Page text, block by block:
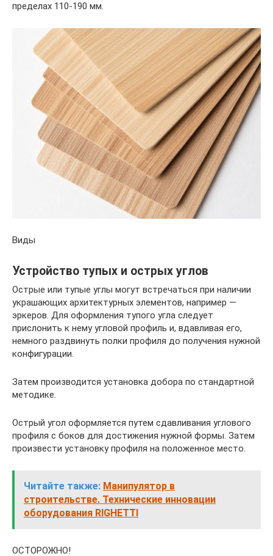
пределах 110-190 мм.
Виды
Устройство тупых и острых углов
Острые или тупые углы могут встречаться при наличии
украшающих архитектурных элементов, например —
эркеров. Для оформления тупого угла следует
прислонить к нему угловой профиль и, вдавливая его,
немного раздвинуть полки профиля до получения нужной
конфигурации.
Затем производится установка добора по стандартной
методике.
Острый угол оформляется путем сдавливания углового
профиля с боков для достижения нужной формы. Затем
произвести установку профиля на положенное место.
Читайте также: Манипулятор в
строительстве. Технические инновации
оборудования RIGHETTI
ОСТОРОЖНО!